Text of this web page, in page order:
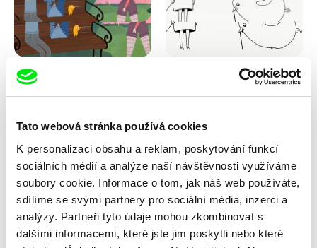
Tato webová stránka používá cookies
K personalizaci obsahu a reklam, poskytování funkcí
sociálních médií a analýze naší návštěvnosti využíváme
soubory cookie. Informace o tom, jak náš web používáte,
sdílíme se svými partnery pro sociální média, inzerci a
analýzy. Partneři tyto údaje mohou zkombinovat s
dalšími informacemi, které jste jim poskytli nebo které
Pernille Sihm
Podivný zvuk
Inès Bernard-Espina, Mélody Lubomír Beneš